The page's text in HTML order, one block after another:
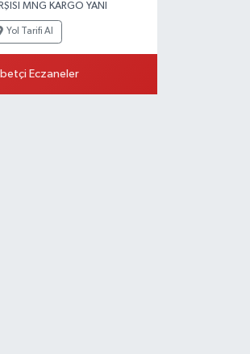
MNG KARGO YANI
Yol Tarifi Al
Eczaneler